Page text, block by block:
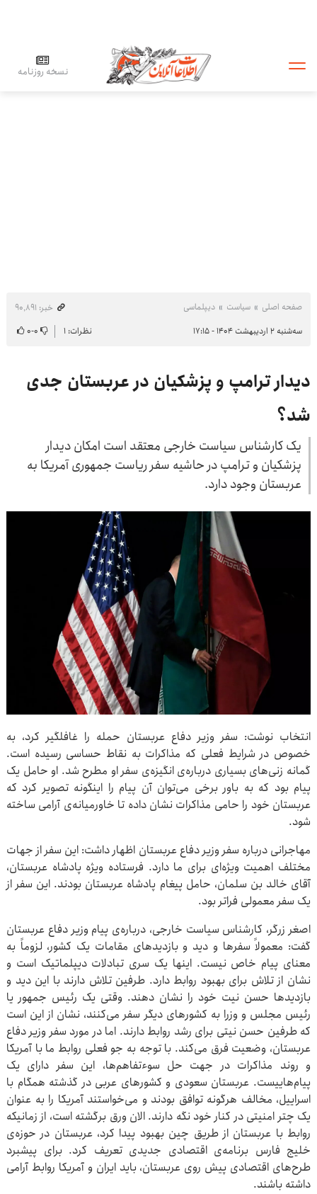
نسخه روزنامه
صفحه اصلی سیاست دیپلماسی
خبر: ۹۰٬۸۹۱
سه‌شنبه ۲ اردیبهشت ۱۴۰۴ - ۱۷:۱۵
نظرات: ۱ ۰-۰
دیدار ترامپ و پزشکیان در عربستان جدی
شد؟
یک کارشناس سیاست خارجی معتقد است امکان دیدار
پزشکیان و ترامپ در حاشیه سفر ریاست جمهوری آمریکا به
عربستان وجود دارد.
انتخاب نوشت: سفر وزیر دفاع عربستان حمله را غافلگیر کرد، به
خصوص در شرایط فعلی که مذاکرات به نقاط حساسی رسیده است.
گمانه زنی‌های بسیاری درباره‌ی انگیزه‌ی سفر او مطرح شد. او حامل یک
پیام بود که به باور برخی می‌توان آن پیام را اینگونه تصویر کرد که
عربستان خود را حامی مذاکرات نشان داده تا خاورمیانه‌ی آرامی ساخته
شود.
مهاجرانی درباره سفر وزیر دفاع عربستان اظهار داشت: این سفر از جهات
مختلف اهمیت ویژه‌ای برای ما دارد. فرستاده ویژه پادشاه عربستان،
آقای خالد بن سلمان، حامل پیغام پادشاه عربستان بودند. این سفر از
یک سفر معمولی فراتر بود.
اصغر زرگر، کارشناس سیاست خارجی، درباره‌ی پیام وزیر دفاع عربستان
گفت: معمولاً سفرها و دید و بازدیدهای مقامات یک کشور، لزوماً به
معنای پیام خاص نیست. اینها یک سری تبادلات دیپلماتیک است و
نشان از تلاش برای بهبود روابط دارد. طرفین تلاش دارند با این دید و
بازدیدها حسن نیت خود را نشان دهند. وقتی یک رئیس جمهور یا
رئیس مجلس و وزرا به کشورهای دیگر سفر می‌کنند، نشان از این است
که طرفین حسن نیتی برای رشد روابط دارند. اما در مورد سفر وزیر دفاع
عربستان، وضعیت فرق می‌کند. با توجه به جو فعلی روابط ما با آمریکا
و روند مذاکرات در جهت حل سوءتفاهم‌ها، این سفر دارای یک
پیام‌هاییست. عربستان سعودی و کشورهای عربی در گذشته همگام با
اسراییل، مخالف هرگونه توافق بودند و می‌خواستند آمریکا را به عنوان
یک چتر امنیتی در کنار خود نگه دارند. الان ورق برگشته است، از زمانیکه
روابط با عربستان از طریق چین بهبود پیدا کرد، عربستان در حوزه‌ی
خلیج فارس برنامه‌ی اقتصادی جدیدی تعریف کرد. برای پیشبرد
طرح‌های اقتصادی پیش روی عربستان، باید ایران و آمریکا روابط آرامی
داشته باشند.